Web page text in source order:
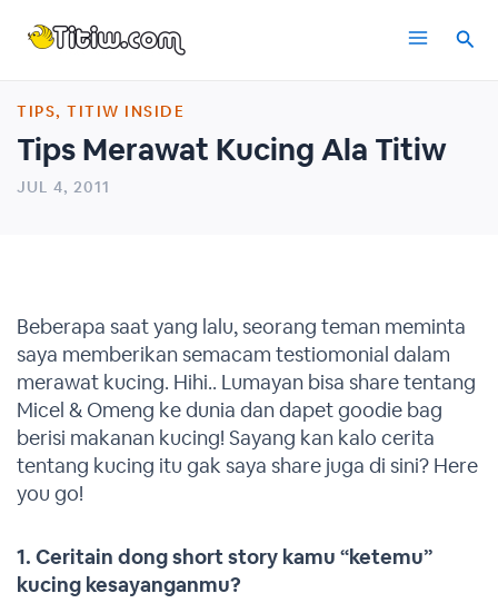
Main
TIPS, TITIW INSIDE
Tips Merawat Kucing Ala Titiw
JUL 4, 2011
Beberapa saat yang lalu, seorang teman meminta
saya memberikan semacam testiomonial dalam
merawat kucing. Hihi.. Lumayan bisa share tentang
Micel & Omeng ke dunia dan dapet goodie bag
berisi makanan kucing! Sayang kan kalo cerita
tentang kucing itu gak saya share juga di sini? Here
you go!
1. Ceritain dong short story kamu “ketemu”
kucing kesayanganmu?